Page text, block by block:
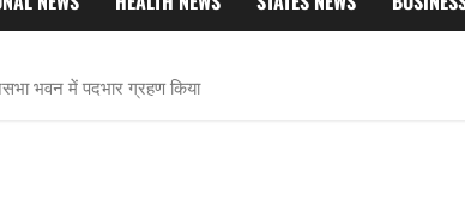
भवन में पदभार ग्रहण किया